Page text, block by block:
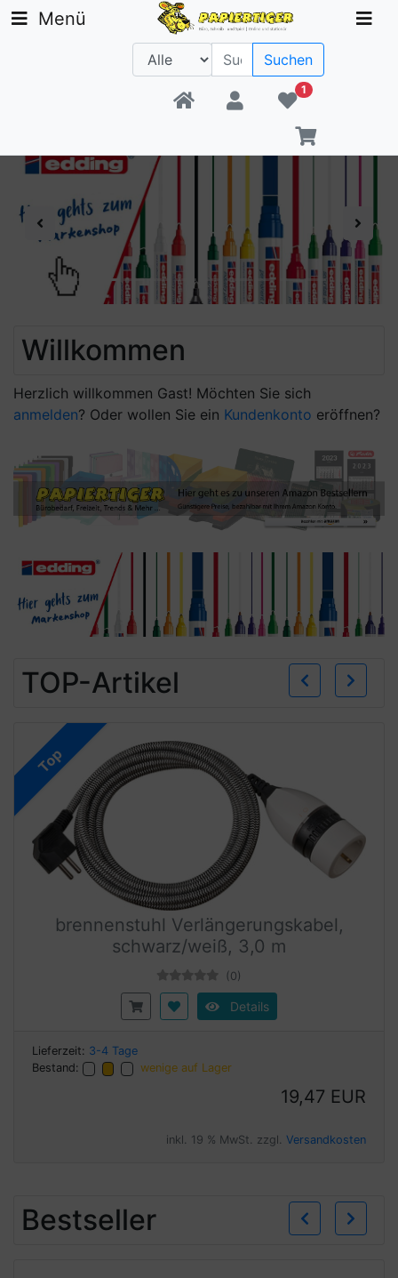
Beratung +49 30 1300 6481
Menü
Suchen
1
Previous Next
Willkommen
Herzlich willkommen Gast! Möchten Sie sich
anmelden? Oder wollen Sie ein Kundenkonto eröffnen?
TOP-Artikel
Top
brennenstuhl Verlängerungskabel,
schwarz/weiß, 3,0 m
(0)
Details
Lieferzeit: 3-4 Tage
Bestand:
wenige auf Lager
19,47 EUR
inkl. 19 % MwSt. zzgl. Versandkosten
Bestseller